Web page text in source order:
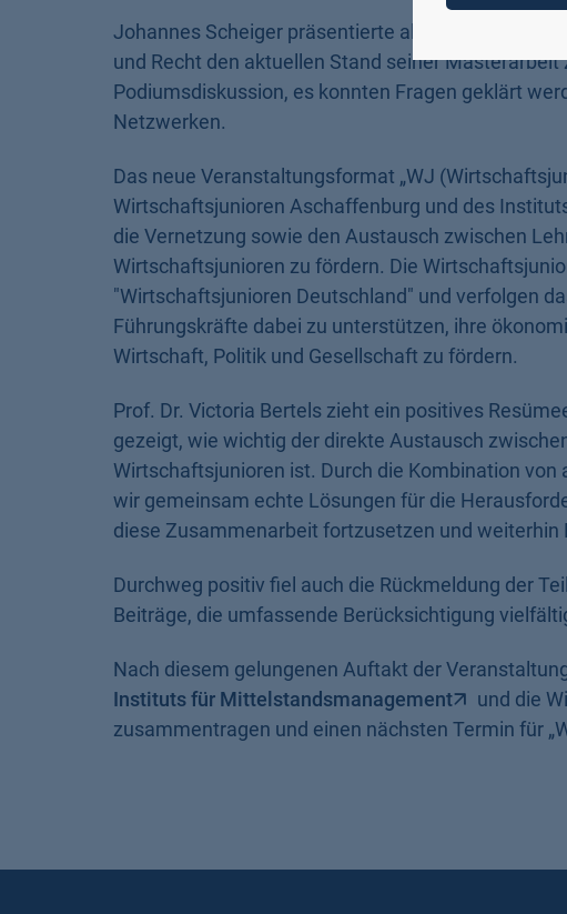
Johannes Scheiger präsentierte als Student der
und Recht den aktuellen Stand seiner
Podiumsdiskussion, es konnten Fragen geklärt
Netzwerken.
Das neue Veranstaltungsformat „WJ
Wirtschaftsjunioren Aschaffenburg und des
die Vernetzung sowie den Austausch zwischen
Wirtschaftsjunioren zu fördern. Die
"Wirtschaftsjunioren Deutschland" und verfolgen
Führungskräfte dabei zu unterstützen, ihre
Wirtschaft, Politik und Gesellschaft zu fördern.
Prof. Dr. Victoria Bertels zieht ein positives
gezeigt, wie wichtig der direkte Austausch
Wirtschaftsjunioren ist. Durch die Kombination
wir gemeinsam echte Lösungen für die
diese Zusammenarbeit fortzusetzen und weiterhin
Durchweg positiv fiel auch die Rückmeldung der
Beiträge, die umfassende Berücksichtigung
Nach diesem gelungenen Auftakt der
Instituts für Mittelstandsmanagement
und die
zusammentragen und einen nächsten Termin für